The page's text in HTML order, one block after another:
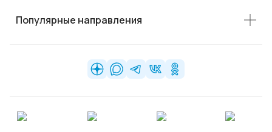
Популярные направления